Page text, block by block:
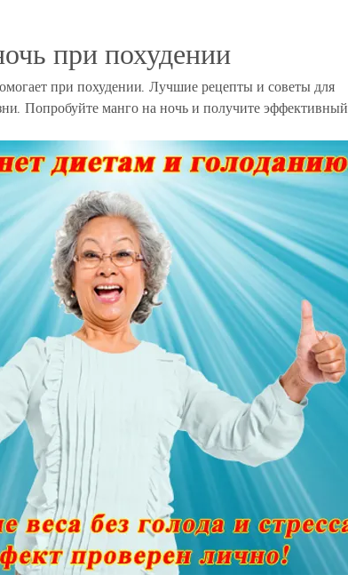
при похудении
при похудении. Лучшие рецепты и советы для
Попробуйте манго на ночь и получите эффективный